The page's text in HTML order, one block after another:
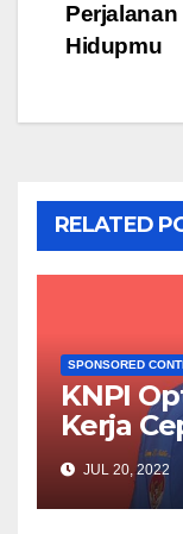
Perjalanan
Hidupmu
RELATED
SPONSORED
KNPI
Kerja
JUL 20, 2022